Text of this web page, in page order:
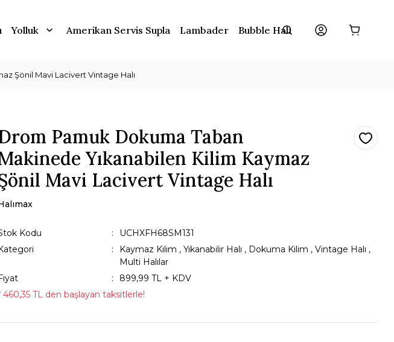
Yolluk Amerikan Servis Supla Lambader Bubble Halı
Şönil Mavi Lacivert Vintage Halı
Pamuk Dokuma Taban
Yıkanabilen Kilim Kaymaz
Mavi Lacivert Vintage Halı
Kodu
UCHXFH68SM131
Kaymaz Kilim , Yıkanabilir Halı , Dokuma Kilim , Vintage Halı ,
Multi Halılar
899,99 TL + KDV
460,35 TL den başlayan taksitlerle!